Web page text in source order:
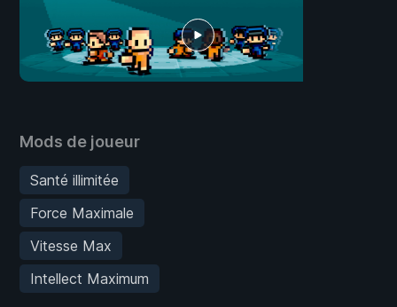
Mods de joueur
Santé illimitée
Force Maximale
Vitesse Max
Intellect Maximum